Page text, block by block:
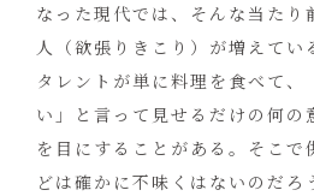
なった現代では、そんな当たり
人（欲張りきこり）が増えてい
タレントが単に料理を食べて
い」と言って見せるだけの何の
を目にすることがある。そこで
どは確かに不味くはないのだろ